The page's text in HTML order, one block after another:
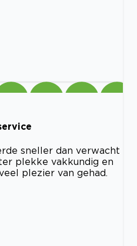
sneller dan verwacht
plekke vakkundig en
plezier van gehad.